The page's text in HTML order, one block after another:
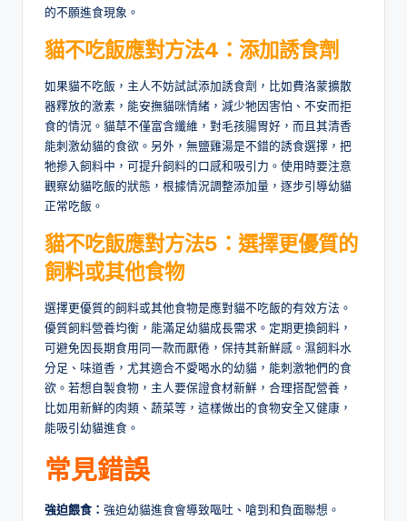
的不願進食現象。
貓不吃飯應對方法4 ： 添加誘食劑
如果貓不吃飯，主人不妨試試添加誘食劑，比如費洛蒙擴散
器釋放的激素，能安撫貓咪情緒，減少牠因害怕、不安而拒
食的情況。貓草不僅富含纖維，對毛孩腸胃好，而且其清香
能刺激幼貓的食欲。另外，無鹽雞湯是不錯的誘食選擇，把
牠摻入飼料中，可提升飼料的口感和吸引力。使用時要注意
觀察幼貓吃飯的狀態，根據情況調整添加量，逐步引導幼貓
正常吃飯。
貓不吃飯應對方法5 ： 選擇更優質的
飼料或其他食物
選擇更優質的飼料或其他食物是應對貓不吃飯的有效方法。
優質飼料營養均衡，能滿足幼貓成長需求。定期更換飼料，
可避免因長期食用同一款而厭倦，保持其新鮮感。濕飼料水
分足、味道香，尤其適合不愛喝水的幼貓，能刺激牠們的食
欲。若想自製食物，主人要保證食材新鮮，合理搭配營養，
比如用新鮮的肉類、蔬菜等，這樣做出的食物安全又健康，
能吸引幼貓進食。
常見錯誤
強迫餵食： 強迫幼貓進食會導致嘔吐、嗆到和負面聯想。